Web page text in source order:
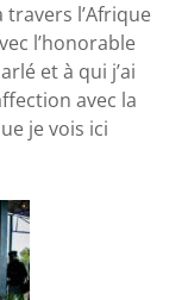
l’Afrique
l’honorable
et à qui j’ai
avec la
je vois ici